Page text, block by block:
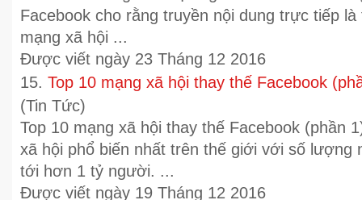
Facebook cho rằng truyền nội dung trực tiếp
mạng xã hội ...
Được viết ngày 23 Tháng 12 2016
15. Top 10 mạng xã hội thay thế Facebook
(Tin Tức)
Top 10 mạng xã hội thay thế Facebook (phần
xã hội phổ biến nhất trên thế giới với số lượng
tới hơn 1 tỷ người. ...
Được viết ngày 19 Tháng 12 2016